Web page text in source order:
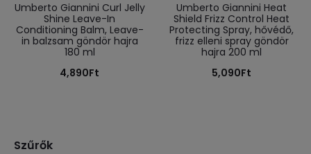
Umberto Giannini Curl Jelly
Shine Leave-In
Conditioning Balm, Leave-
in balzsam göndör hajra
180 ml
4,890Ft
Umberto Giannini Heat
Shield Frizz Control Heat
Protecting Spray, hővédő,
frizz elleni spray göndör
hajra 200 ml
5,090Ft
Szűrők